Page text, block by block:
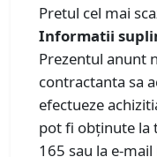
Pretul cel mai
Informatii
Prezentul anunt
contractanta sa
efectueze
pot fi obținute la
165 sau la e-